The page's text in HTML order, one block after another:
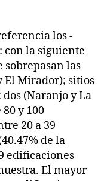
los -
con la siguiente
las
El Mirador); sitios
(Naranjo y La
y 100
20 a 39
de la
edificaciones
El mayor